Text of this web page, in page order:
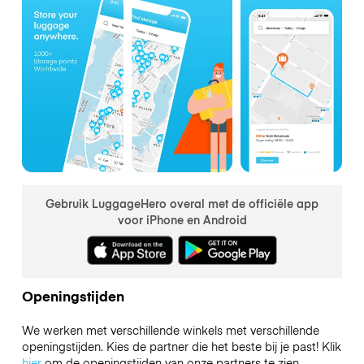
Gebruik LuggageHero overal met de officiële app
voor iPhone en Android
Openingstijden
We werken met verschillende winkels met verschillende
openingstijden. Kies de partner die het beste bij je past! Klik